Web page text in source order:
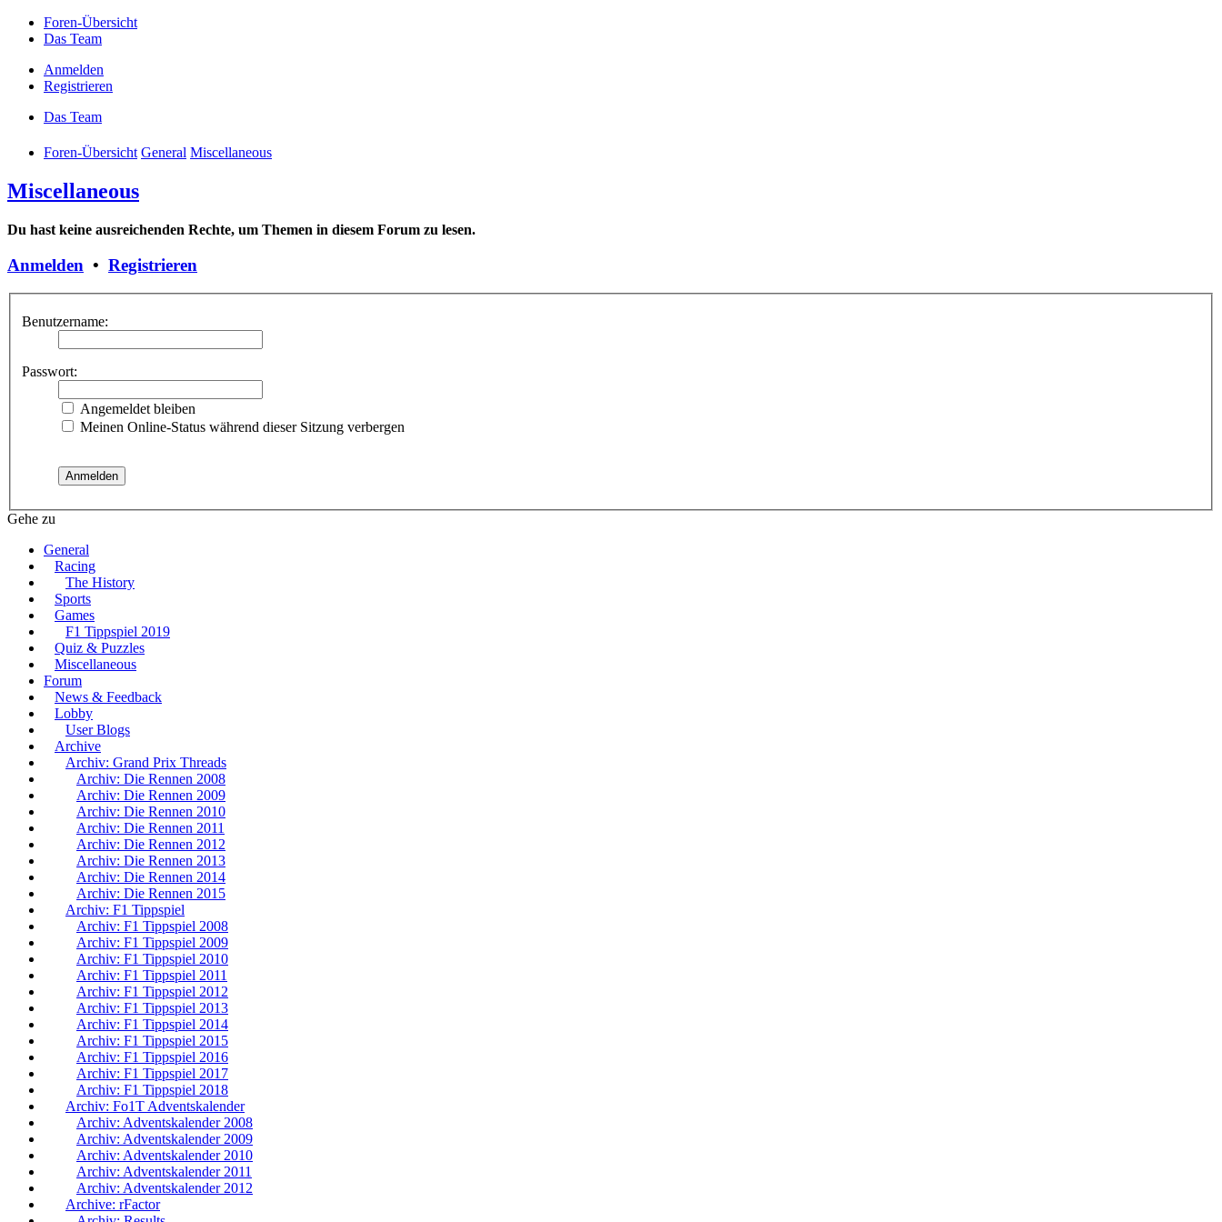
Foren-Übersicht
Das Team
Anmelden
Registrieren
Das Team
Foren-Übersicht General Miscellaneous
Miscellaneous
Du hast keine ausreichenden Rechte, um Themen in diesem Forum zu lesen.
Anmelden • Registrieren
Benutzername:
Passwort:
Angemeldet bleiben
Meinen Online-Status während dieser Sitzung verbergen
Gehe zu
General
Racing
The History
Sports
Games
F1 Tippspiel 2019
Quiz & Puzzles
Miscellaneous
Forum
News & Feedback
Lobby
User Blogs
Archive
Archiv: Grand Prix Threads
Archiv: Die Rennen 2008
Archiv: Die Rennen 2009
Archiv: Die Rennen 2010
Archiv: Die Rennen 2011
Archiv: Die Rennen 2012
Archiv: Die Rennen 2013
Archiv: Die Rennen 2014
Archiv: Die Rennen 2015
Archiv: F1 Tippspiel
Archiv: F1 Tippspiel 2008
Archiv: F1 Tippspiel 2009
Archiv: F1 Tippspiel 2010
Archiv: F1 Tippspiel 2011
Archiv: F1 Tippspiel 2012
Archiv: F1 Tippspiel 2013
Archiv: F1 Tippspiel 2014
Archiv: F1 Tippspiel 2015
Archiv: F1 Tippspiel 2016
Archiv: F1 Tippspiel 2017
Archiv: F1 Tippspiel 2018
Archiv: Fo1T Adventskalender
Archiv: Adventskalender 2008
Archiv: Adventskalender 2009
Archiv: Adventskalender 2010
Archiv: Adventskalender 2011
Archiv: Adventskalender 2012
Archive: rFactor